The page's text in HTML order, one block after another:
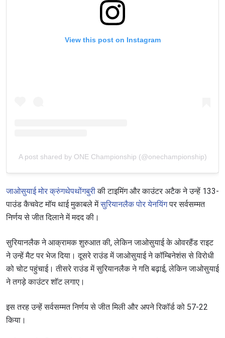
View this post on Instagram
A post shared by ONE Championship (@onechampionship)
जाओसुयाई मोर क्रुंगथेपथोंगबुरीकी टाइमिंग और काउंटर अटैक ने उन्हें 133-
पाउंड कैचवेट मॉय थाई मुकाबले मेंसुरियानलैक पोर येनयिंगपर सर्वसम्मत
निर्णय से जीत दिलाने में मदद की।
सुरियानलैक ने आक्रामक शुरुआत की, लेकिन जाओसुयाई के ओवरहैंड राइट
ने उन्हें मैट पर भेज दिया। दूसरे राउंड में जाओसुयाई ने कॉम्बिनेशंस से विरोधी
को चोट पहुंचाई। तीसरे राउंड में सुरियानलैक ने गति बढ़ाई, लेकिन जाओसुयाई
ने तगड़े काउंटर शॉट लगाए।
इस तरह उन्हें सर्वसम्मत निर्णय से जीत मिली और अपने रिकॉर्ड को 57-22
किया।